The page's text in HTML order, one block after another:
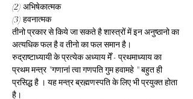
(2) अभिषेकात्मक
(3) हवनात्मक
तीनो प्रकार से किये जा सकते है शास्त्रों में इन अनुष्ठानो का
अत्यधिक फल है व तीनो का फल समान है।
रुद्राष्टाध्यायी के प्रत्येक अध्याय मेँ - प्रथमाध्याय का
प्रथम मन्त्र "गणानां त्वा गणपति गुम हवामहे " बहुत ही
प्रसिद्ध है । यह मन्त्र ब्रह्मणस्पति के लिए भी प्रयुक्त होता
है।